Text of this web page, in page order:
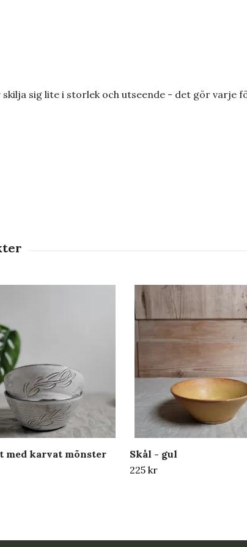
sig lite i storlek och utseende - det gör varje
med karvat mönster
Skål - gul
225 kr